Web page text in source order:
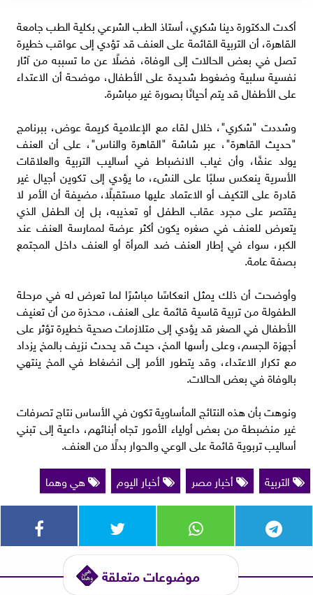
أكدت الدكتورة دينا شكري، أستاذ الطب الشرعي بكلية الطب جامعة
القاهرة، أن التربية القائمة على العنف قد تؤدي إلى عواقب خطيرة
تصل في بعض الحالات إلى الوفاة، فضلًا عن ما تسببه من آثار
نفسية سلبية وضغوط شديدة على الأطفال، موضحة أن الاعتداء
على الأطفال قد يتم أحيانًا بصورة غير مباشرة.
وشددت "شكري"، خلال لقاء مع الإعلامية كريمة عوض، ببرنامج
"حديث القاهرة"، عبر شاشة "القاهرة والناس"، على أن العنف
يولد عنفًا، وأن غياب الانضباط في أساليب التربية والعلاقات
الأسرية ينعكس سلبًا على النشء، ما يؤدي إلى تكوين أجيال غير
قادرة على التكيف أو الاعتماد عليها مستقبلًا، مضيفة أن الأمر لا
يقتصر على مجرد عقاب الطفل أو تعذيبه، بل إن الطفل الذي
يتعرض للعنف في صغره يكون أكثر عرضة لممارسة العنف عند
الكبر، سواء في إطار العنف ضد المرأة أو العنف داخل المجتمع
بصفة عامة.
وأوضحت أن ذلك يمثل انعكاسًا مباشرًا لما تعرض له في مرحلة
الطفولة من تربية قاسية قائمة على العنف، محذرة من أن تعنيف
الأطفال في الصغر قد يؤدي إلى متلازمات صحية خطيرة تؤثر على
أجهزة الجسم، وعلى رأسها المخ، حيث قد يحدث نزيف بالمخ يزداد
مع تكرار الاعتداء، وقد يتطور الأمر إلى انضغاط في المخ ينتهي
بالوفاة في بعض الحالات.
ونوهت بأن هذه النتائج المأساوية تكون في الأساس نتاج تصرفات
غير منضبطة من بعض أولياء الأمور تجاه أبنائهم، داعية إلى تبني
أساليب تربوية قائمة على الوعي والحوار بدلًا من العنف.
التربية
أخبار مصر أخبار اليوم هي وهما
موضوعات متعلقة